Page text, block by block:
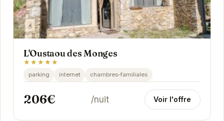
L'Oustaou des Monges
★★★★★
parking internet chambres-familiales
206€ /nuit Voir l'offre